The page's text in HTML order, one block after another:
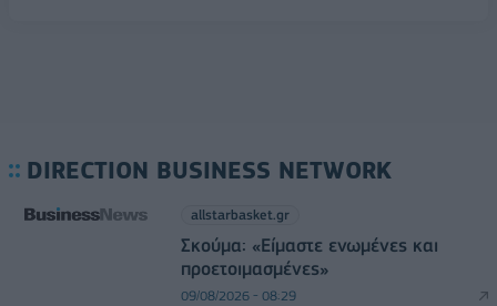
DIRECTION BUSINESS NETWORK
allstarbasket.gr
Σκούμα: «Είμαστε ενωμένες και
προετοιμασμένες»
09/08/2026 - 08:29